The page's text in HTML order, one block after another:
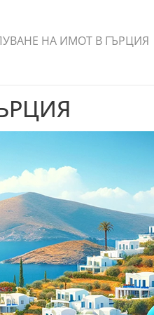
НА ИМОТ В ГЪРЦИЯ